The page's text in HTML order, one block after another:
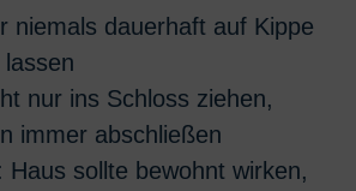
niemals dauerhaft auf Kippe
nur ins Schloss ziehen,
immer abschließen
Haus sollte bewohnt wirken,